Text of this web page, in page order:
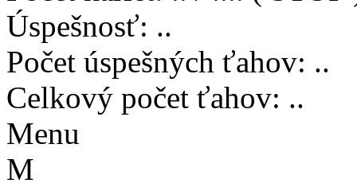
Úspešnosť: ..
Počet úspešných ťahov: ..
Celkový počet ťahov: ..
Menu
M